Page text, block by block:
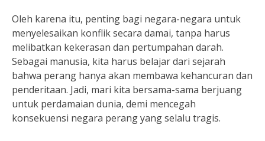
Oleh karena itu, penting bagi negara-negara untuk
menyelesaikan konflik secara damai, tanpa harus
melibatkan kekerasan dan pertumpahan darah.
Sebagai manusia, kita harus belajar dari sejarah
bahwa perang hanya akan membawa kehancuran dan
penderitaan. Jadi, mari kita bersama-sama berjuang
untuk perdamaian dunia, demi mencegah
konsekuensi negara perang yang selalu tragis.